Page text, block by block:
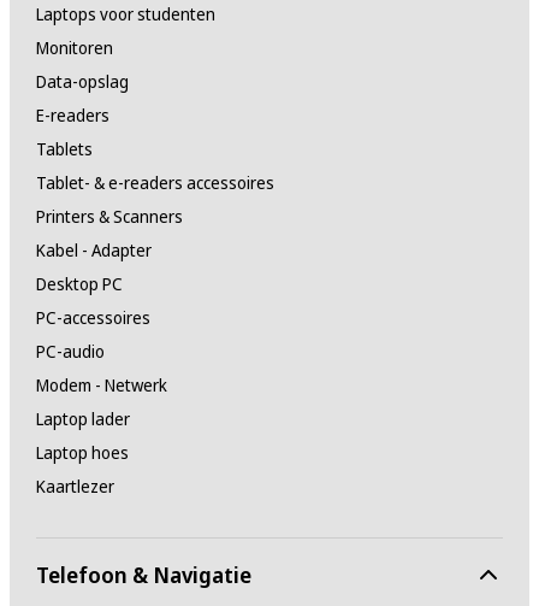
Laptops voor studenten
Monitoren
Data-opslag
E-readers
Tablets
Tablet- & e-readers accessoires
Printers & Scanners
Kabel - Adapter
Desktop PC
PC-accessoires
PC-audio
Modem - Netwerk
Laptop lader
Laptop hoes
Kaartlezer
Telefoon & Navigatie